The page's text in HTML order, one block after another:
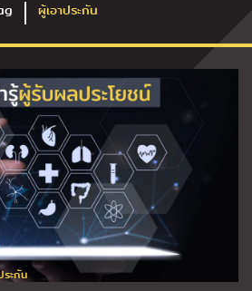
ผู้เอาประกัน
ระกัน